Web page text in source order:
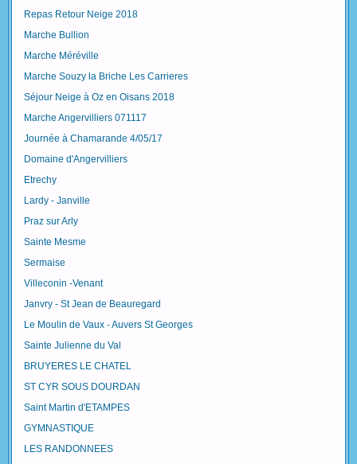
Repas Retour Neige 2018
Marche Bullion
Marche Méréville
Marche Souzy la Briche Les Carrieres
Séjour Neige à Oz en Oisans 2018
Marche Angervilliers 071117
Journée à Chamarande 4/05/17
Domaine d'Angervilliers
Etrechy
Lardy - Janville
Praz sur Arly
Sainte Mesme
Sermaise
Villeconin -Venant
Janvry - St Jean de Beauregard
Le Moulin de Vaux - Auvers St Georges
Sainte Julienne du Val
BRUYERES LE CHATEL
ST CYR SOUS DOURDAN
Saint Martin d'ETAMPES
GYMNASTIQUE
LES RANDONNEES